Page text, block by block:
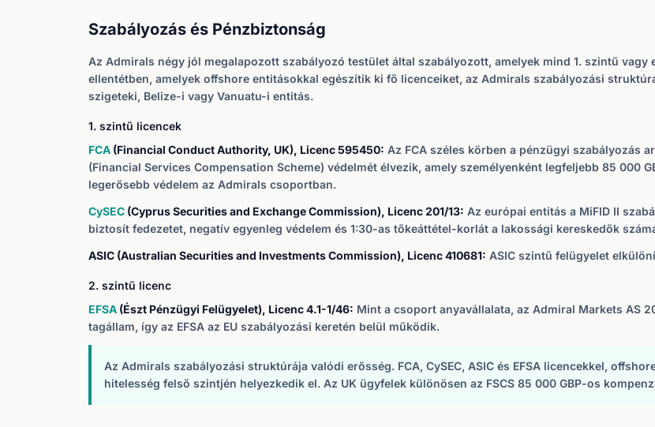
Szabályozás és Pénzbiztonság
Az Admirals négy jól megalapozott szabályozó testület által szabályozott, amelyek mind 1. szintű
ellentétben, amelyek offshore entitásokkal egészítik ki fő licenceiket, az Admirals szabályozási
szigeteki, Belize-i vagy Vanuatu-i entitás.
1. szintű licencek
FCA (Financial Conduct Authority, UK), Licenc 595450: Az FCA széles körben a pénzügyi szabályozás
(Financial Services Compensation Scheme) védelmét élvezik, amely személyenként legfeljebb 85 000
legerősebb védelem az Admirals csoportban.
CySEC (Cyprus Securities and Exchange Commission), Licenc 201/13: Az európai entitás a MiFID II
biztosít fedezetet, negatív egyenleg védelem és 1:30-as tőkeáttétel-korlát a lakossági kereskedők
ASIC (Australian Securities and Investments Commission), Licenc 410681: ASIC szintű felügyelet
2. szintű licenc
EFSA (Észt Pénzügyi Felügyelet), Licenc 4.1-1/46: Mint a csoport anyavállalata, az Admiral Markets AS
tagállam, így az EFSA az EU szabályozási keretén belül működik.
Az Admirals szabályozási struktúrája valódi erősség. FCA, CySEC, ASIC és EFSA licencekkel,
hitelesség felső szintjén helyezkedik el. Az UK ügyfelek különösen az FSCS 85 000 GBP-os